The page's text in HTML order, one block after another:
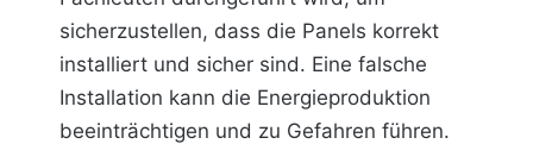
sicherzustellen, dass die Panels korrekt
installiert und sicher sind. Eine falsche
Installation kann die Energieproduktion
beeinträchtigen und zu Gefahren führen.